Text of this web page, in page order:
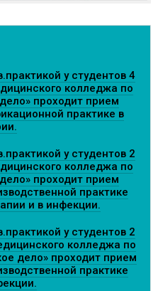
у студентов 4
колледжа по
проходит прием
практике в
у студентов 2
колледжа по
проходит прием
практике
и в инфекции.
у студентов 2
колледжа по
дело» проходит прием
практике